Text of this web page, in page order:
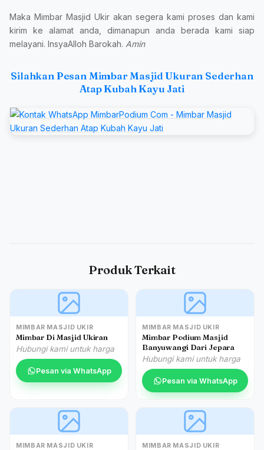
Maka Mimbar Masjid Ukir akan segera kami proses dan kami
kirim ke alamat anda, dimanapun anda berada kami siap
melayani. InsyaAlloh Barokah. Amin
Silahkan Pesan Mimbar Masjid Ukuran Sederhan
Atap Kubah Kayu Jati
Produk Terkait
MIMBAR MASJID UKIR
Mimbar Di Masjid Ukiran
Hubungi kami untuk harga
Pesan via WhatsApp
MIMBAR MASJID UKIR
Mimbar Podium Masjid
Banyuwangi Dari Jepara
Hubungi kami untuk harga
Pesan via WhatsApp
MIMBAR MASJID UKIR MIMBAR MASJID UKIR